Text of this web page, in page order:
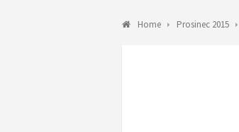
Home Prosinec 2015